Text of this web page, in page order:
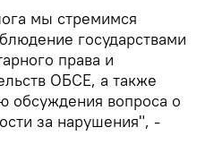
мы стремимся
государствами
права и
ОБСЕ, а также
обсуждения вопроса о
за нарушения", -